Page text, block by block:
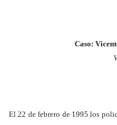
Caso:
El 22 de febrero de 1995 los